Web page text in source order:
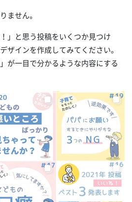
ません。
」と思う投稿をいくつか見つけ
ザインを作成してみてください。
が一目で分かるような内容にする